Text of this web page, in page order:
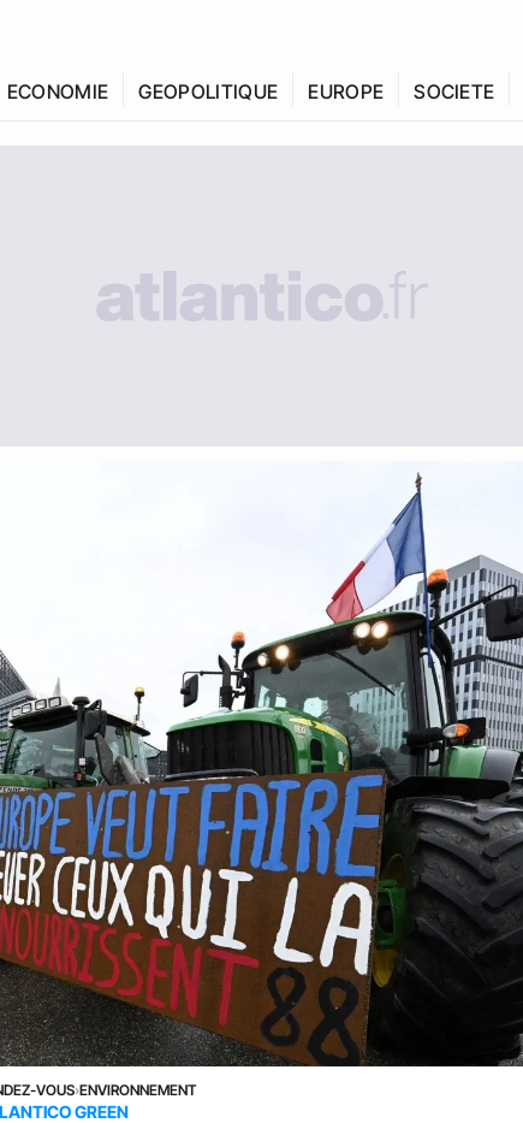
ECONOMIE GEOPOLITIQUE EUROPE SOCIETE
VOUS›ENVIRONNEMENT
GREEN